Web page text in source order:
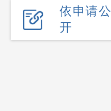
依申请公
开